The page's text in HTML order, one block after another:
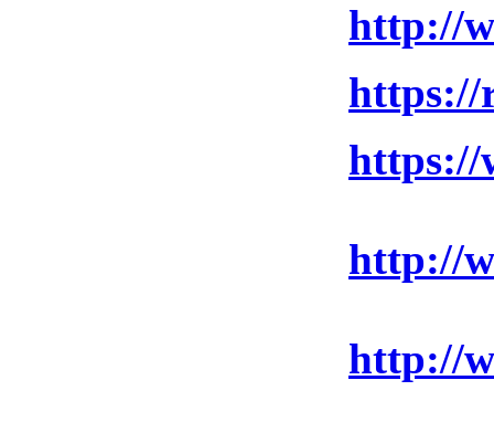
http://
https://
https://
http://
http://